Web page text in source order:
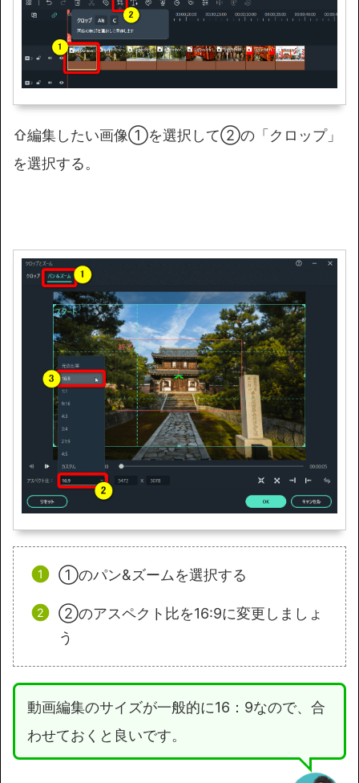
⇧編集したい画像①を選択して②の「クロップ」
を選択する。
①のパン&ズームを選択する
②のアスペクト比を16:9に変更しましょ
う
動画編集のサイズが一般的に16：9なので、合
わせておくと良いです。